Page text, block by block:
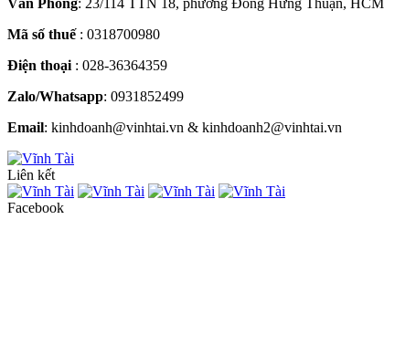
Mã số thuế : 0318700980
Điện thoại : 028-36364359
Zalo/Whatsapp: 0931852499
Email: kinhdoanh@vinhtai.vn & kinhdoanh2@vinhtai.vn
Liên kết
Facebook